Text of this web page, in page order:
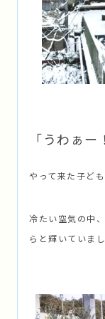
「うわぁー
やって来た子ど
冷たい空気の中
らと輝いていまし